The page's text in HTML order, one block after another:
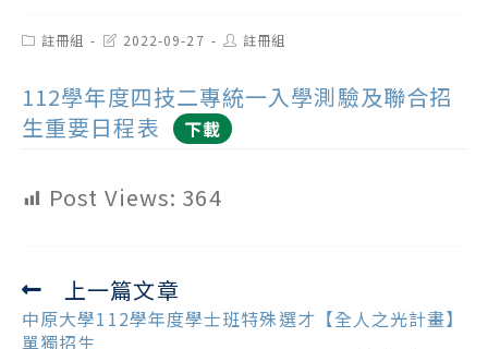
Post註冊組
Post2022-09-27
Post註冊組
112學年度四技二專統一入學測驗及聯合招
生重要日程表
下載
Post Views: 364
Read
more
上一篇文章
中原大學112學年度學士班特殊選才【全人之光計畫】
單獨招生